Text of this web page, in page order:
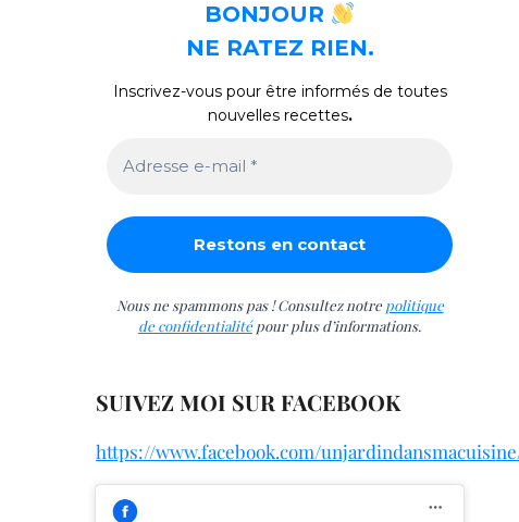
BONJOUR
NE RATEZ RIEN.
Inscrivez-vous pour être informés de toutes
nouvelles recettes.
Nous ne spammons pas ! Consultez notre politique
de confidentialitépour plus d’informations.
SUIVEZ MOI SUR FACEBOOK
https://www.facebook.com/